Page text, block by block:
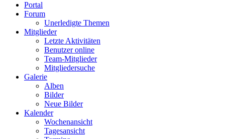
Portal
Forum
Unerledigte Themen
Mitglieder
Letzte Aktivitäten
Benutzer online
Team-Mitglieder
Mitgliedersuche
Galerie
Alben
Bilder
Neue Bilder
Kalender
Wochenansicht
Tagesansicht